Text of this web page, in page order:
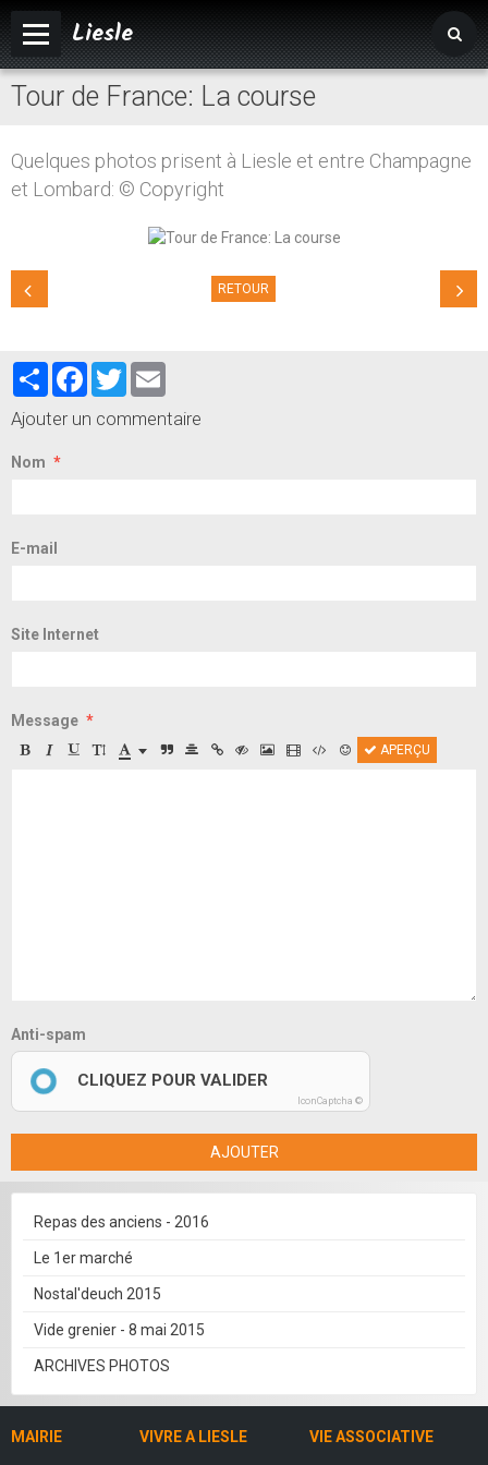
Liesle
Accueil
Vivre à Liesle
Tour de France: La course
Quelques photos prisent à Liesle et entre Champagne
et Lombard: © Copyright
RETOUR
PartagerFacebook
Twitter
Ajouter un commentaire
Nom
E-mail
Site Internet
Message
APERÇU
Anti-spam
CLIQUEZ POUR VALIDER
IconCaptcha ©
AJOUTER
Repas des anciens - 2016
Le 1er marché
Nostal'deuch 2015
Vide grenier - 8 mai 2015
ARCHIVES PHOTOS
MAIRIE VIVRE A LIESLE VIE ASSOCIATIVE